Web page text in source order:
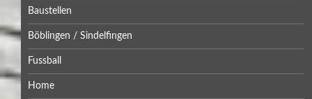
Baustellen
Böblingen / Sindelfingen
Fussball
Home